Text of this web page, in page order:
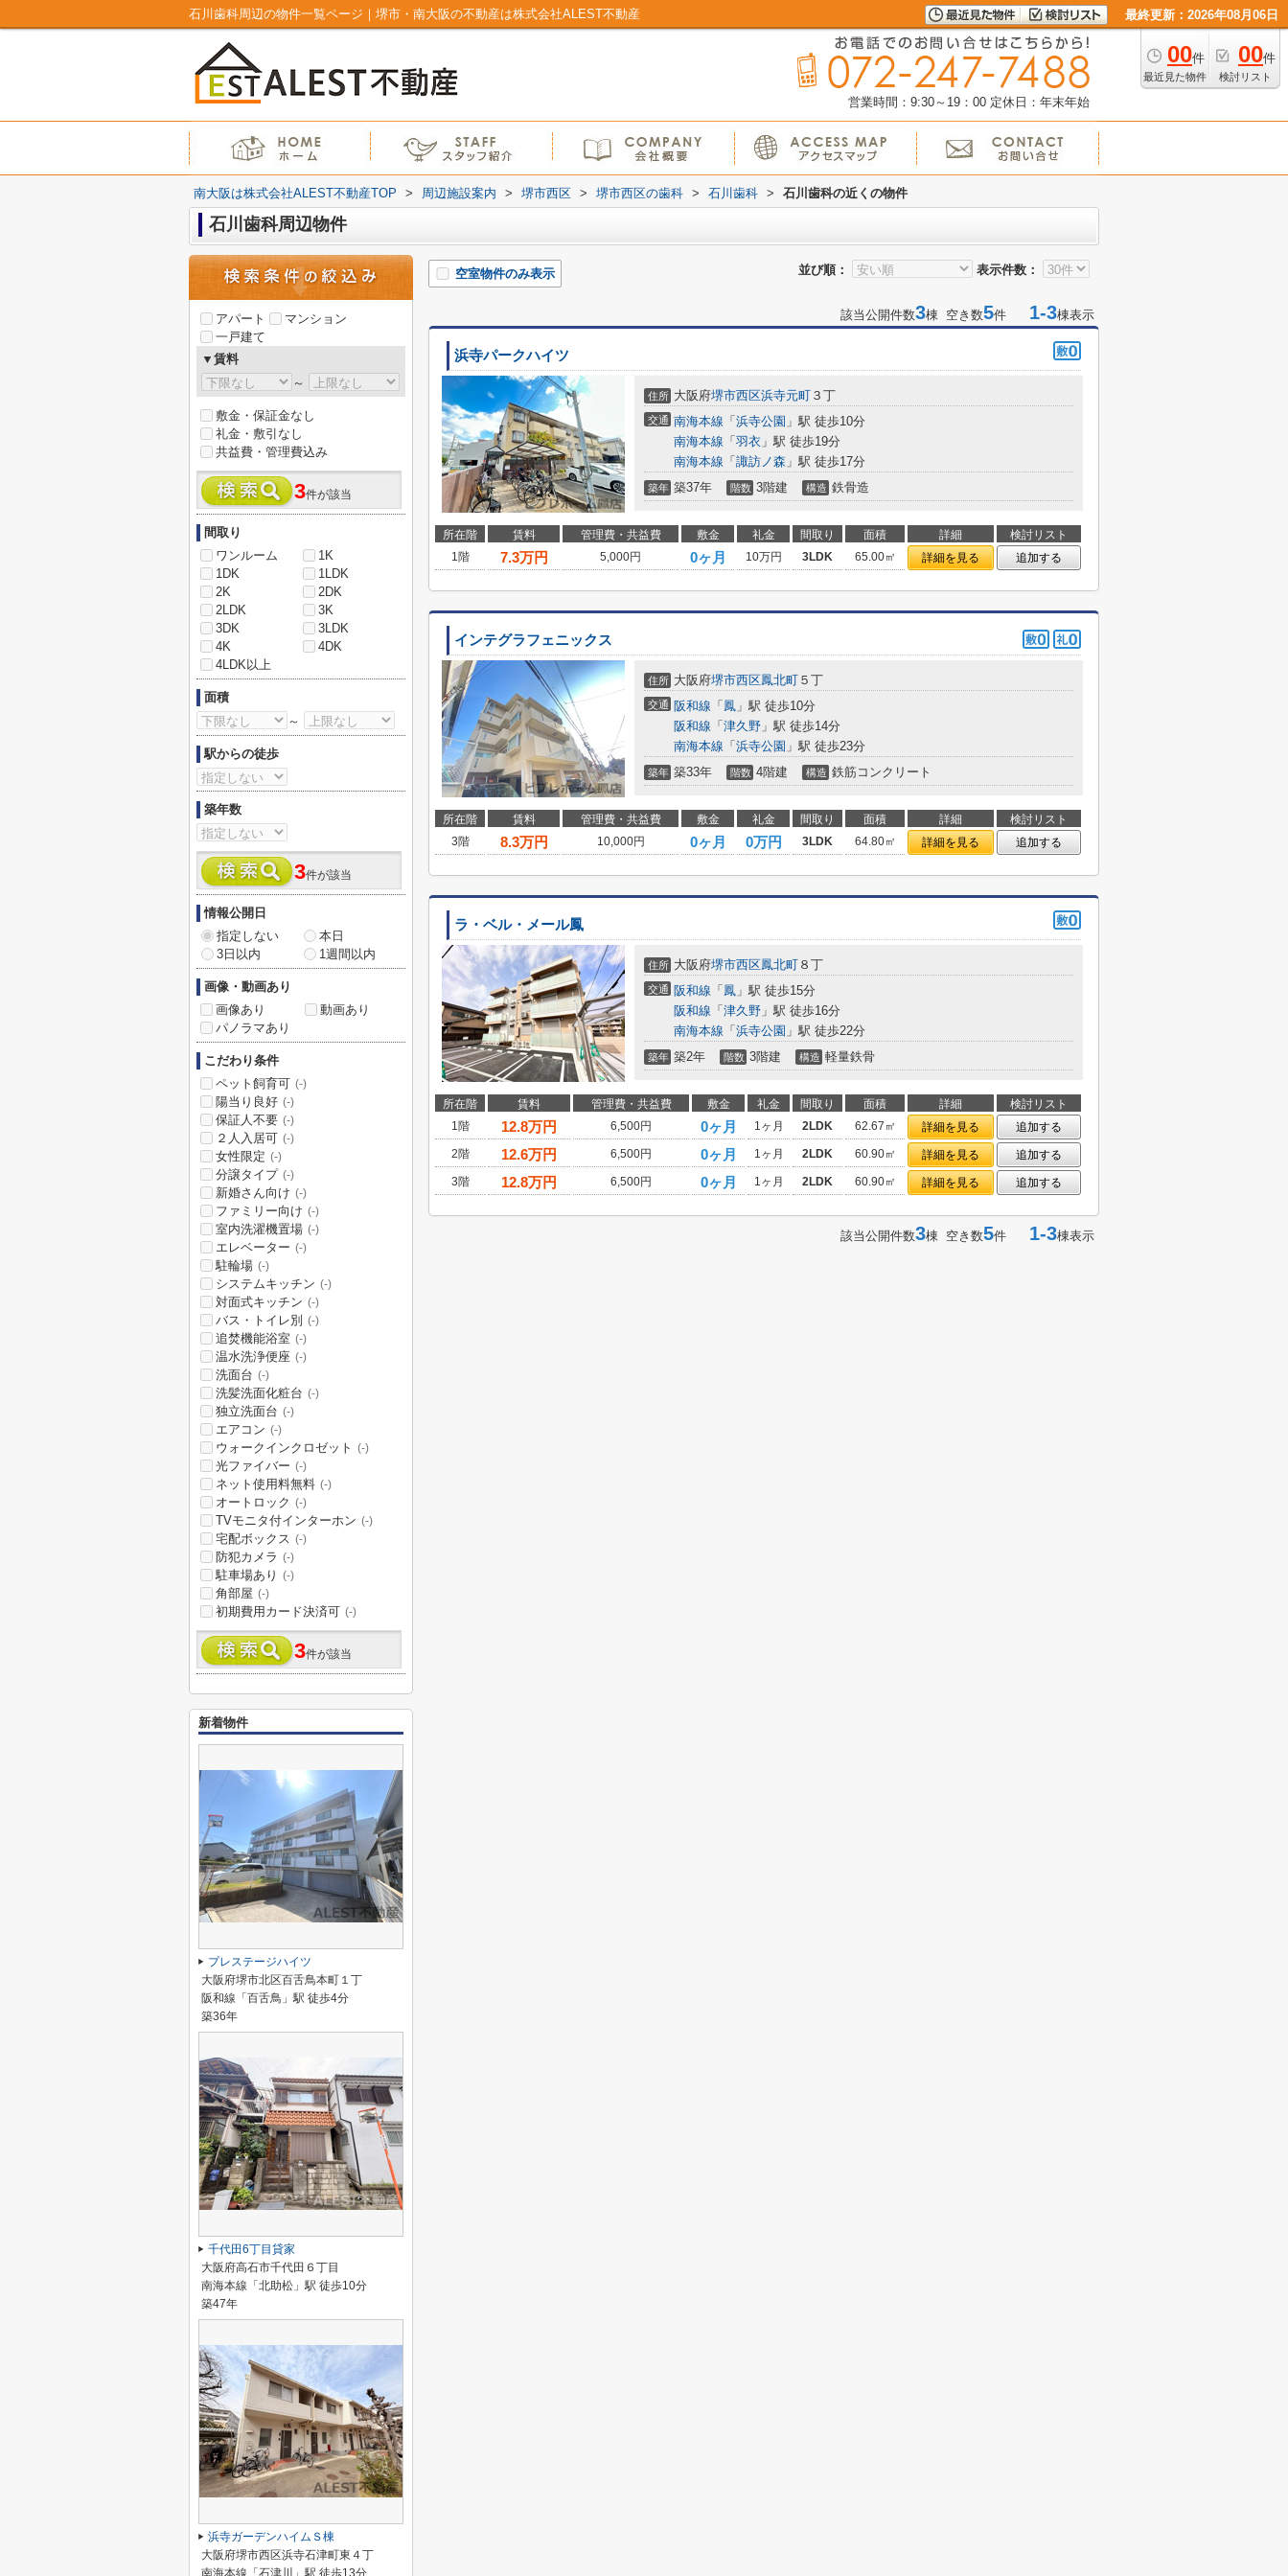
石川歯科周辺の物件一覧ページ｜堺市・南大阪の不動産は株式会社ALEST不動産 最終更新：2026年08月06日
00件
最近見た物件
00件
検討リスト
営業時間：9:30～19：00 定休日：年末年始
南大阪は株式会社ALEST不動産TOP > 周辺施設案内 > 堺市西区 > 堺市西区の歯科 > 石川歯科 > 石川歯科の近くの物件
石川歯科周辺物件
並び順： 表示件数：
空室物件のみ表示
該当公開件数3棟 空き数5件 1-3棟表示
浜寺パークハイツ
住所 大阪府堺市西区浜寺元町 ３丁
交通 南海本線 「 浜寺公園 」駅 徒歩10分
南海本線 「 羽衣 」駅 徒歩19分
南海本線 「 諏訪ノ森 」駅 徒歩17分
築年 築37年 階数 3階建 構造 鉄骨造
所在階 賃料 管理費・共益費 敷金 礼金 間取り 面積 詳細
検討リスト
1階
7.3万円 5,000円 0ヶ月 10万円 3LDK 65.00㎡ 詳細を見る 追加する
インテグラフェニックス
住所 大阪府堺市西区鳳北町 ５丁
交通 阪和線 「 鳳 」駅 徒歩10分
阪和線 「 津久野 」駅 徒歩14分
南海本線 「 浜寺公園 」駅 徒歩23分
築年 築33年 階数 4階建 構造 鉄筋コンクリート
所在階 賃料 管理費・共益費 敷金 礼金 間取り 面積 詳細
検討リスト
3階
8.3万円 10,000円 0ヶ月 0万円 3LDK 64.80㎡ 詳細を見る 追加する
ラ・ベル・メール鳳
住所 大阪府堺市西区鳳北町 ８丁
交通 阪和線 「 鳳 」駅 徒歩15分
阪和線 「 津久野 」駅 徒歩16分
南海本線 「 浜寺公園 」駅 徒歩22分
築年 築2年 階数 3階建 構造 軽量鉄骨
所在階 賃料 管理費・共益費 敷金 礼金 間取り 面積 詳細
検討リスト
1階
12.8万円 6,500円 0ヶ月 1ヶ月 2LDK 62.67㎡ 詳細を見る
追加する
2階
12.6万円 6,500円 0ヶ月 1ヶ月 2LDK 60.90㎡ 詳細を見る
追加する
3階
12.8万円 6,500円 0ヶ月 1ヶ月 2LDK 60.90㎡ 詳細を見る 追加する
該当公開件数3棟 空き数5件 1-3棟表示
アパート
マンション
一戸建て
▼賃料
～
敷金・保証金なし
礼金・敷引なし
共益費・管理費込み
3件が該当
間取り
ワンルーム
1K
1DK
1LDK
2K
2DK
2LDK
3K
3DK
3LDK
4K
4DK
4LDK以上
面積
～
駅からの徒歩
築年数
3件が該当
情報公開日
指定しない
本日
3日以内
1週間以内
画像・動画あり
画像あり
動画あり
パノラマあり
こだわり条件
ペット飼育可 (-)
陽当り良好 (-)
保証人不要 (-)
２人入居可 (-)
女性限定 (-)
分譲タイプ (-)
新婚さん向け (-)
ファミリー向け (-)
室内洗濯機置場 (-)
エレベーター (-)
駐輪場 (-)
システムキッチン (-)
対面式キッチン (-)
バス・トイレ別 (-)
追焚機能浴室 (-)
温水洗浄便座 (-)
洗面台 (-)
洗髪洗面化粧台 (-)
独立洗面台 (-)
エアコン (-)
ウォークインクロゼット (-)
光ファイバー (-)
ネット使用料無料 (-)
オートロック (-)
TVモニタ付インターホン (-)
宅配ボックス (-)
防犯カメラ (-)
駐車場あり (-)
角部屋 (-)
初期費用カード決済可 (-)
3件が該当
新着物件
プレステージハイツ
大阪府堺市北区百舌鳥本町１丁
阪和線「百舌鳥」駅 徒歩4分
築36年
千代田6丁目貸家
大阪府高石市千代田６丁目
南海本線「北助松」駅 徒歩10分
築47年
浜寺ガーデンハイムＳ棟
大阪府堺市西区浜寺石津町東４丁
南海本線「石津川」駅 徒歩13分